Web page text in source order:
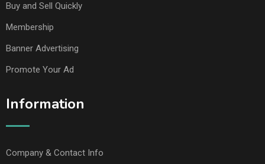
Buy and Sell Quickly
Membership
Banner Advertising
Promote Your Ad
Information
Company & Contact Info